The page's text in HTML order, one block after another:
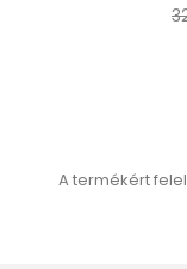
A termékért